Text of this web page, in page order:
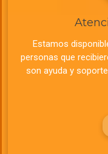
Estamos
personas que
son ayuda y